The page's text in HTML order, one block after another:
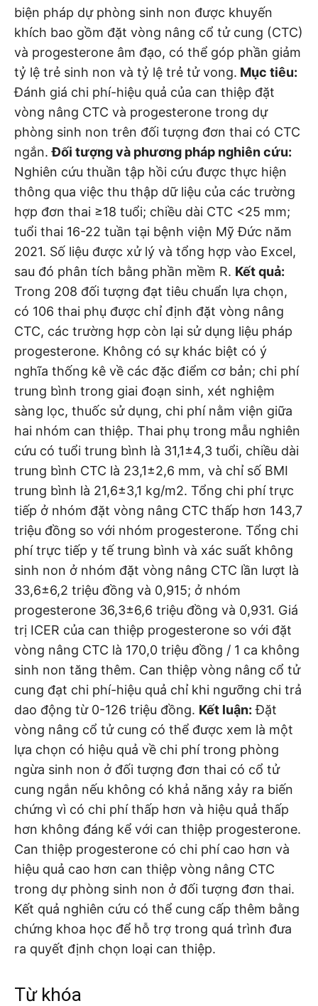
biện pháp dự phòng sinh non được khuyến
khích bao gồm đặt vòng nâng cổ tử cung (CTC)
và progesterone âm đạo, có thể góp phần giảm
tỷ lệ trẻ sinh non và tỷ lệ trẻ tử vong. Mục tiêu:
Đánh giá chi phí-hiệu quả của can thiệp đặt
vòng nâng CTC và progesterone trong dự
phòng sinh non trên đối tượng đơn thai có CTC
ngắn.Đối tượng và phương pháp nghiên cứu:
Nghiên cứu thuần tập hồi cứu được thực hiện
thông qua việc thu thập dữ liệu của các trường
hợp đơn thai ≥18 tuổi; chiều dài CTC <25 mm;
tuổi thai 16-22 tuần tại bệnh viện Mỹ Đức năm
2021. Số liệu được xử lý và tổng hợp vào Excel,
sau đó phân tích bằng phần mềm R. Kết quả:
Trong 208 đối tượng đạt tiêu chuẩn lựa chọn,
có 106 thai phụ được chỉ định đặt vòng nâng
CTC, các trường hợp còn lại sử dụng liệu pháp
progesterone. Không có sự khác biệt có ý
nghĩa thống kê về các đặc điểm cơ bản; chi phí
trung bình trong giai đoạn sinh, xét nghiệm
sàng lọc, thuốc sử dụng, chi phí nằm viện giữa
hai nhóm can thiệp. Thai phụ trong mẫu nghiên
cứu có tuổi trung bình là 31,1±4,3 tuổi, chiều dài
trung bình CTC là 23,1±2,6 mm, và chỉ số BMI
trung bình là 21,6±3,1 kg/m2. Tổng chi phí trực
tiếp ở nhóm đặt vòng nâng CTC thấp hơn 143,7
triệu đồng so với nhóm progesterone. Tổng chi
phí trực tiếp y tế trung bình và xác suất không
sinh non ở nhóm đặt vòng nâng CTC lần lượt là
33,6±6,2 triệu đồng và 0,915; ở nhóm
progesterone 36,3±6,6 triệu đồng và 0,931. Giá
trị ICER của can thiệp progesterone so với đặt
vòng nâng CTC là 170,0 triệu đồng / 1 ca không
sinh non tăng thêm. Can thiệp vòng nâng cổ tử
cung đạt chi phí-hiệu quả chỉ khi ngưỡng chi trả
dao động từ 0-126 triệu đồng. Kết luận: Đặt
vòng nâng cổ tử cung có thể được xem là một
lựa chọn có hiệu quả về chi phí trong phòng
ngừa sinh non ở đối tượng đơn thai có cổ tử
cung ngắn nếu không có khả năng xảy ra biến
chứng vì có chi phí thấp hơn và hiệu quả thấp
hơn không đáng kể với can thiệp progesterone.
Can thiệp progesterone có chi phí cao hơn và
hiệu quả cao hơn can thiệp vòng nâng CTC
trong dự phòng sinh non ở đối tượng đơn thai.
Kết quả nghiên cứu có thể cung cấp thêm bằng
chứng khoa học để hỗ trợ trong quá trình đưa
ra quyết định chọn loại can thiệp.
Từ khóa